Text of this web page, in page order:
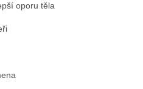
oporu těla